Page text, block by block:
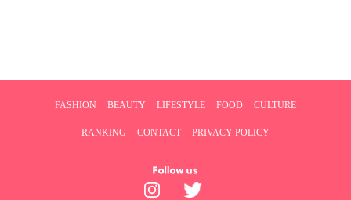
FASHION BEAUTY LIFESTYLE FOOD CULTURE
RANKING CONTACT PRIVACY POLICY